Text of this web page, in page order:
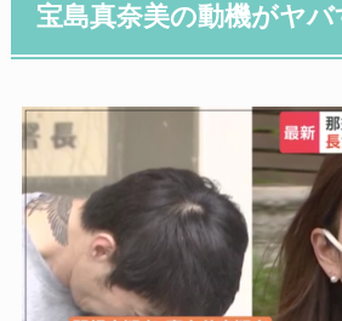
宝島真奈美の動機がヤバ